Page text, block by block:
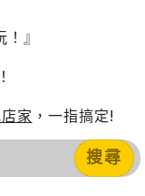
』
家 ，一指搞定!
搜尋